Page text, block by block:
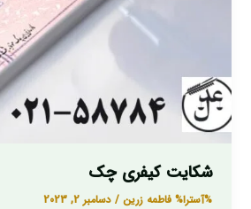
شکایت کیفری چک
%آسترا% فاطمه زرین/دسامبر 2, 2023